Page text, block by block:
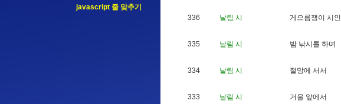
javascript 줄 맞추기
336 날림 시 게 으름쟁이 시 인
335 날림 시 밤 낚시 를 하며
334 날림 시 절 망에 서서
333 날림 시 거 울 앞에 서